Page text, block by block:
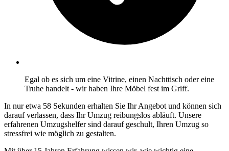
Egal ob es sich um eine Vitrine, einen Nachttisch oder eine
Truhe handelt - wir haben Ihre Möbel fest im Griff.
In nur etwa 58 Sekunden erhalten Sie Ihr Angebot und können sich
darauf verlassen, dass Ihr Umzug reibungslos abläuft. Unsere
erfahrenen Umzugshelfer sind darauf geschult, Ihren Umzug so
stressfrei wie möglich zu gestalten.